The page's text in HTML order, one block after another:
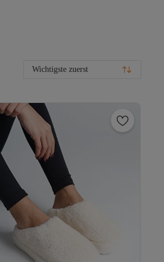
Wichtigste zuerst